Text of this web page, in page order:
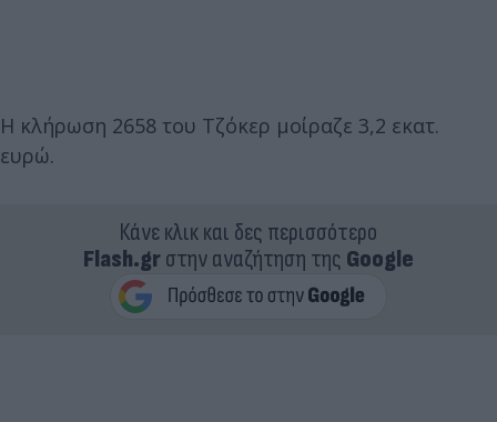
Η κλήρωση 2658 του Τζόκερ μοίραζε 3,2 εκατ.
ευρώ.
Κάνε κλικ και δες περισσότερο
Flash.grστην αναζήτηση της Google